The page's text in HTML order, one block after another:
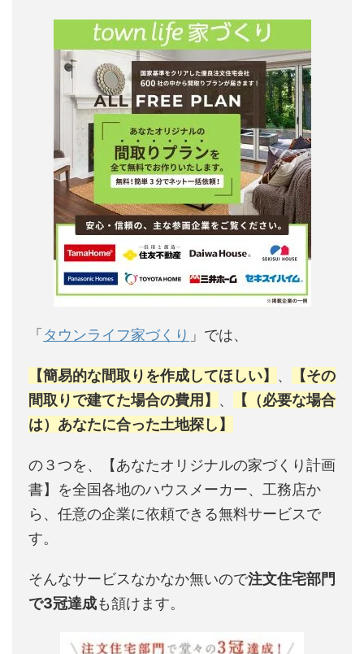
「タウンライフ家づくり 」では、
【簡易的な間取りを作成してほしい】 、
【その
間取りで建てた場合の費用】 、
【（必要な場合
は）あなたに合った土地探し】
の３つを、【あなたオリジナルの家づくり計画
書】を全国各地のハウスメーカー、工務店か
ら、任意の企業に依頼できる無料サービスで
す。
そんなサービスなかなか無いので注文住宅部門
で3冠達成も頷けます。